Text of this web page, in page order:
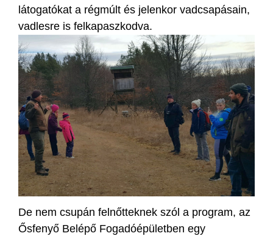
látogatókat a régmúlt és jelenkor vadcsapásain,
vadlesre is felkapaszkodva.
De nem csupán felnőtteknek szól a program, az
Ősfenyő Belépő Fogadóépületben egy